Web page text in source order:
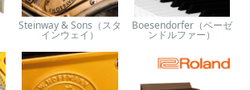
Steinway & Sons（スタ
インウェイ）
Boesendorfer（ベーゼ
ンドルファー）